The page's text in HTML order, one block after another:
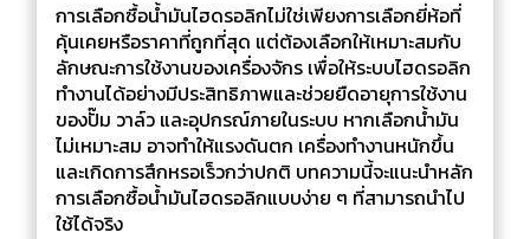
การเลือกซื้อน้ำมันไฮดรอลิกไม่ใช่เพียงการเลือกยี่ห้อที่
คุ้นเคยหรือราคาที่ถูกที่สุด แต่ต้องเลือกให้เหมาะสมกับ
ลักษณะการใช้งานของเครื่องจักร เพื่อให้ระบบไฮดรอลิก
ทำงานได้อย่างมีประสิทธิภาพและช่วยยืดอายุการใช้งาน
ของปั๊ม วาล์ว และอุปกรณ์ภายในระบบ หากเลือกน้ำมัน
ไม่เหมาะสม อาจทำให้แรงดันตก เครื่องทำงานหนักขึ้น
และเกิดการสึกหรอเร็วกว่าปกติ บทความนี้จะแนะนำหลัก
การเลือกซื้อน้ำมันไฮดรอลิกแบบง่าย ๆ ที่สามารถนำไป
ใช้ได้จริง